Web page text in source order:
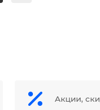
Акции,